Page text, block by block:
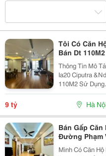
Tôi Có Căn
Bán Dt
Thông Tin Mô Tả. Chính Chủ Cần Bán Gấp Căn Hộ
Ia20 Ciputra
110M2 Sử
Công. Căn Hộ Seyup Đầy Đủ Nội Thất. Sẵn Sổ Giao
Dịch Sang Tên
9 tỷ Hà
Bán Gấp
Đường Phạm
Tỷ
Mình Có Căn